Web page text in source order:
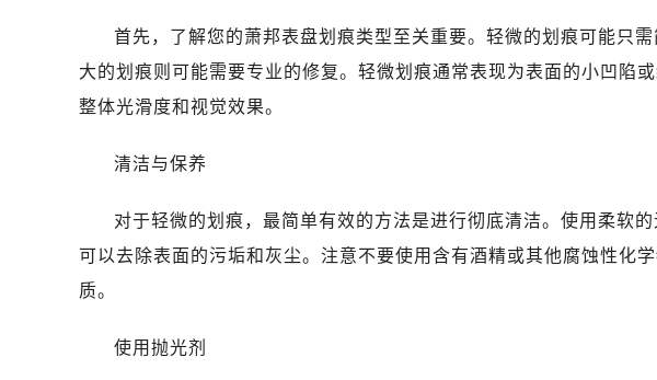
无锡市梁溪区人民中路139号恒隆广场写字楼1座11层
武汉市江汉区解放大道686号世界贸易大厦38层09室（需提
泉州市丰泽区宝洲路729号浦西万达中心写字楼A座7楼
首先，了解您的萧邦表盘划痕类型至关重要。轻微的划痕可能只
大的划痕则可能需要专业的修复。轻微划痕通常表现为表面的小凹陷
整体光滑度和视觉效果。
清洁与保养
对于轻微的划痕，最简单有效的方法是进行彻底清洁。使用柔软
可以去除表面的污垢和灰尘。注意不要使用含有酒精或其他腐蚀性化
质。
使用抛光剂